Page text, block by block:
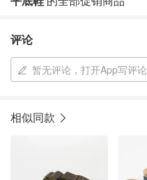
评论
暂无评论，打开App写评论
相似同款